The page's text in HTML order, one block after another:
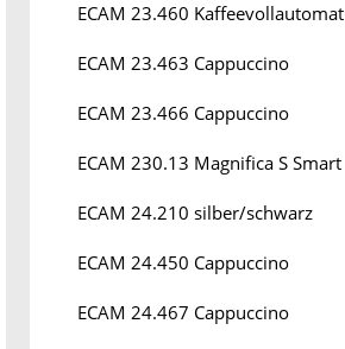
ECAM 23.460 Kaffeevollautomat
ECAM 23.463 Cappuccino
ECAM 23.466 Cappuccino
ECAM 230.13 Magnifica S Smart
ECAM 24.210 silber/schwarz
ECAM 24.450 Cappuccino
ECAM 24.467 Cappuccino